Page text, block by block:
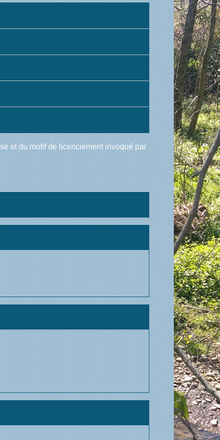
et du motif de licenciement invoqué par